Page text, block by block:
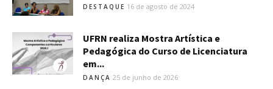
DESTAQUE 16 de agosto de 2024
UFRN realiza Mostra Artística e
Pedagógica do Curso de Licenciatura
em...
DANÇA 25 de junho de 2026